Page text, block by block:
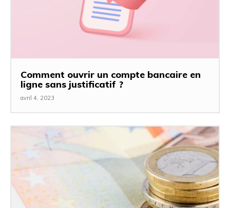
Comment ouvrir un compte bancaire en
ligne sans justificatif ?
avril 4, 2023